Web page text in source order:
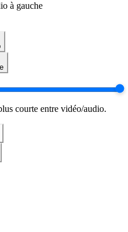
à gauche
courte entre vidéo/audio.